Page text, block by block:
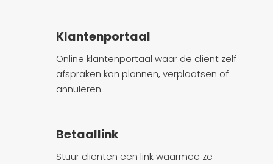
Klantenportaal
Online klantenportaal waar de cliënt zelf
afspraken kan plannen, verplaatsen of
annuleren.
Betaallink
Stuur cliënten een link waarmee ze